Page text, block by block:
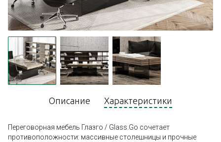
Описание Характеристики
Переговорная мебель Глазго / Glass.Go сочетает
противоположности: массивные столешницы и прочные